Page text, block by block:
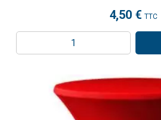
4,50 € TTC